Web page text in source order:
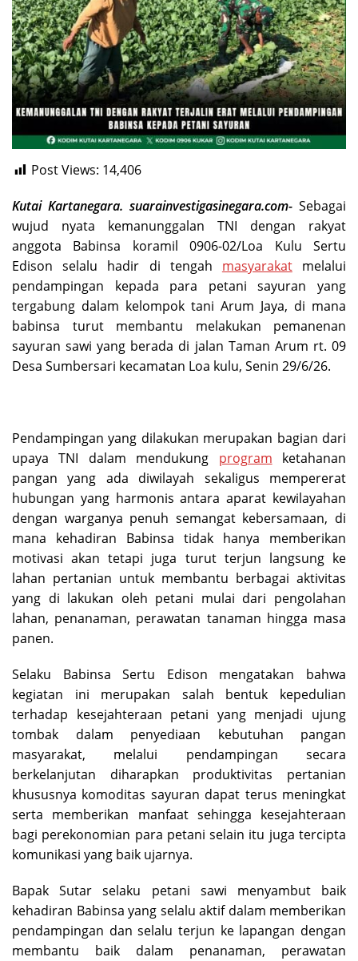
Post Views: 14,406
Kutai Kartanegara. suarainvestigasinegara.com- Sebagai
wujud nyata kemanunggalan TNI dengan rakyat
anggota Babinsa koramil 0906-02/Loa Kulu Sertu
Edison selalu hadir di tengah masyarakatmelalui
pendampingan kepada para petani sayuran yang
tergabung dalam kelompok tani Arum Jaya, di mana
babinsa turut membantu melakukan pemanenan
sayuran sawi yang berada di jalan Taman Arum rt. 09
Desa Sumbersari kecamatan Loa kulu, Senin 29/6/26.
Pendampingan yang dilakukan merupakan bagian dari
upaya TNI dalam mendukung program ketahanan
pangan yang ada diwilayah sekaligus mempererat
hubungan yang harmonis antara aparat kewilayahan
dengan warganya penuh semangat kebersamaan, di
mana kehadiran Babinsa tidak hanya memberikan
motivasi akan tetapi juga turut terjun langsung ke
lahan pertanian untuk membantu berbagai aktivitas
yang di lakukan oleh petani mulai dari pengolahan
lahan, penanaman, perawatan tanaman hingga masa
panen.
Selaku Babinsa Sertu Edison mengatakan bahwa
kegiatan ini merupakan salah bentuk kepedulian
terhadap kesejahteraan petani yang menjadi ujung
tombak dalam penyediaan kebutuhan pangan
masyarakat, melalui pendampingan secara
berkelanjutan diharapkan produktivitas pertanian
khususnya komoditas sayuran dapat terus meningkat
serta memberikan manfaat sehingga kesejahteraan
bagi perekonomian para petani selain itu juga tercipta
komunikasi yang baik ujarnya.
Bapak Sutar selaku petani sawi menyambut baik
kehadiran Babinsa yang selalu aktif dalam memberikan
pendampingan dan selalu terjun ke lapangan dengan
membantu baik dalam penanaman, perawatan